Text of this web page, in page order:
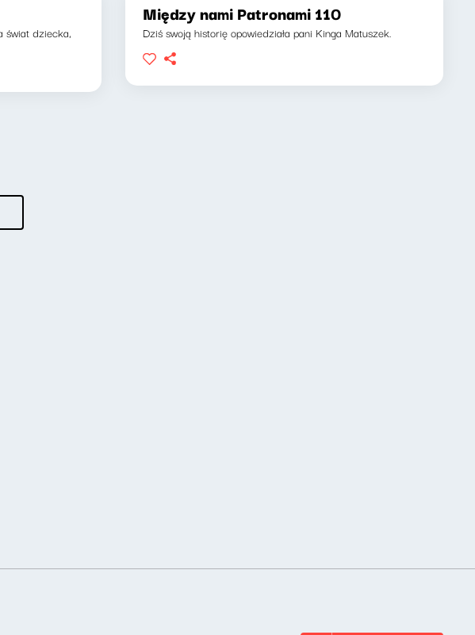
świat dziecka,
Między nami Patronami 110
Dziś swoją historię opowiedziała pani Kinga Matuszek.